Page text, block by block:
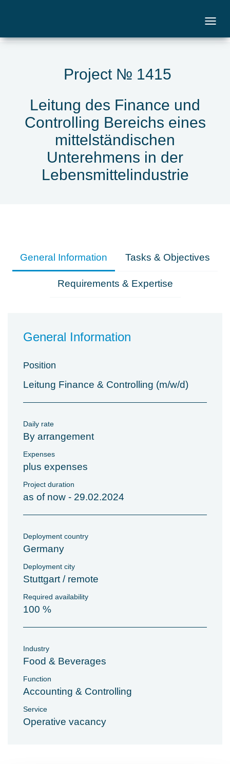
Project № 1415
Leitung des Finance und
Controlling Bereichs eines
mittelständischen
Unterehmens in der
Lebensmittelindustrie
General Information Tasks & Objectives
Requirements & Expertise
General Information
Position
Leitung Finance & Controlling (m/w/d)
Daily rate
By arrangement
Expenses
plus expenses
Project duration
as of now - 29.02.2024
Deployment country
Germany
Deployment city
Stuttgart / remote
Required availability
100 %
Industry
Food & Beverages
Function
Accounting & Controlling
Service
Operative vacancy